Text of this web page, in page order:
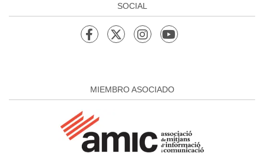
SOCIAL
MIEMBRO ASOCIADO